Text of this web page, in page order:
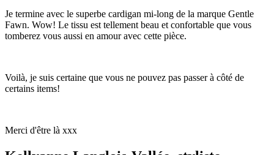
Je termine avec le superbe cardigan mi-long de la marque Gentle
Fawn. Wow! Le tissu est tellement beau et confortable que vous
tomberez vous aussi en amour avec cette pièce.
Voilà, je suis certaine que vous ne pouvez pas passer à côté de
certains items!
Merci d'être là xxx